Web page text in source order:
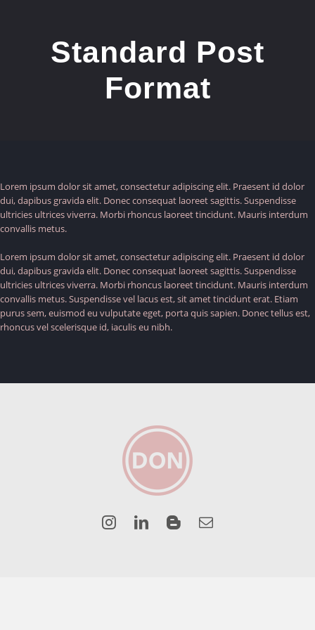
Standard Post
Format
Lorem ipsum dolor sit amet, consectetur adipiscing elit. Praesent id dolor
dui, dapibus gravida elit. Donec consequat laoreet sagittis. Suspendisse
ultricies ultrices viverra. Morbi rhoncus laoreet tincidunt. Mauris interdum
convallis metus.
Lorem ipsum dolor sit amet, consectetur adipiscing elit. Praesent id dolor
dui, dapibus gravida elit. Donec consequat laoreet sagittis. Suspendisse
ultricies ultrices viverra. Morbi rhoncus laoreet tincidunt. Mauris interdum
convallis metus. Suspendisse vel lacus est, sit amet tincidunt erat. Etiam
purus sem, euismod eu vulputate eget, porta quis sapien. Donec tellus est,
rhoncus vel scelerisque id, iaculis eu nibh.